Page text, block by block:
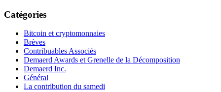
Catégories
Bitcoin et cryptomonnaies
Brèves
Contribuables Associés
Demaerd Awards et Grenelle de la Décomposition
Demaerd Inc.
Général
La contribution du samedi